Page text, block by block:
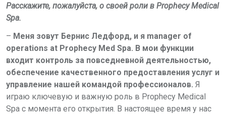
Расскажите, пожалуйста, о своей роли в Prophecy Medical
Spa.
– Меня зовут Бернис Ледфорд, и я manager of
operations at Prophecy Med Spa. В мои функции
входит контроль за повседневной деятельностью,
обеспечение качественного предоставления услуг и
управление нашей командой профессионалов. Я
играю ключевую и важную роль в Prophecy Medical
Spa с момента его открытия. В настоящее время у нас